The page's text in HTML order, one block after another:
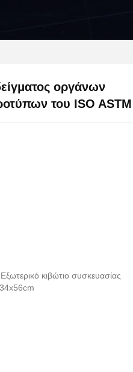
οργάνων
του ISO ASTM
κιβώτιο συσκευασίας